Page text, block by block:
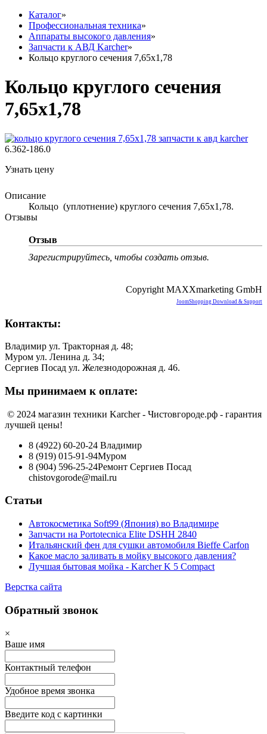
Каталог»
Профессиональная техника»
Аппараты высокого давления»
Запчасти к АВД Karcher»
Кольцо круглого сечения 7,65х1,78
Кольцо круглого сечения
7,65х1,78
6.362-186.0
Узнать цену
Описание
Кольцо (уплотнение) круглого сечения 7,65х1,78.
Отзывы
Отзыв
Зарегистрируйтесь, чтобы создать отзыв.
Copyright MAXXmarketing GmbH
JoomShopping Download & Support
Контакты:
Владимир ул. Тракторная д. 48;
Муром ул. Ленина д. 34;
Сергиев Посад ул. Железнодорожная д. 46.
Мы принимаем к оплате:
© 2024 магазин техники Karcher - Чистовгороде.рф - гарантия
лучшей цены!
8 (4922) 60-20-24 Владимир
8 (919) 015-91-94Муром
8 (904) 596-25-24Ремонт Сергиев Посад
chistovgorode@mail.ru
Статьи
Автокосметика Soft99 (Япония) во Владимире
Запчасти на Portotecnica Elite DSHH 2840
Итальянский фен для сушки автомобиля Bieffe Carfon
Какое масло заливать в мойку высокого давления?
Лучшая бытовая мойка - Karcher K 5 Compact
Верстка сайта
Обратный звонок
×
Ваше имя
Контактный телефон
Удобное время звонка
Введите код с картинки